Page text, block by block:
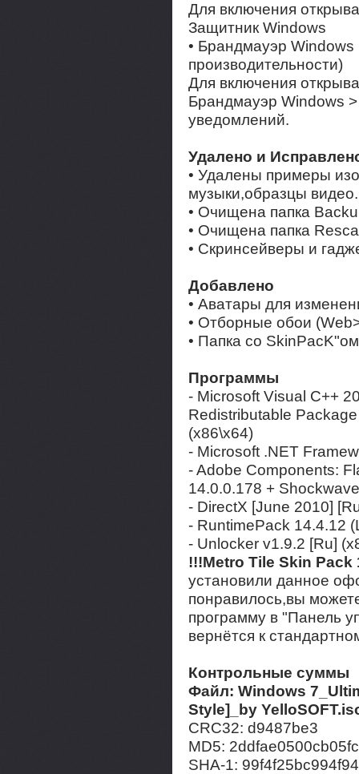
Для включения
Защитник Windows
• Брандмауэр
производительности)
Для включения
Брандмауэр Windows
уведомлений.
Удалено и
• Удалены примеры
музыки,образцы видео.
• Очищена папка
• Очищена папка
• Скринсейверы и
Добавлено
• Аватары для
• Отборные обои
• Папка со SkinPacK"ом
Программы
- Microsoft Visual C++
Redistributable
(x86\x64)
- Microsoft .NET
- Adobe Components:
14.0.0.178 +
- DirectX [June 2010]
- RuntimePack 14.4.12
- Unlocker v1.9.2 [Ru]
!!!Metro Tile Skin Pack
установили данное
понравилось,вы
программу в "Панель
вернётся к
Контрольные суммы
Файл: Windows
Style]_by
CRC32: d9487be3
MD5:
SHA-1: